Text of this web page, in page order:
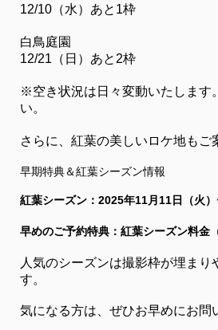
12/10（水）あと1枠
白鳥庭園
12/21（日）あと2枠
※空き状況は日々変動いたします
い。
さらに、紅葉の美しいロケ地もご
早期特典＆紅葉シーズン情報
紅葉シーズン：2025年11月11日（火）
早めのご予約特典：紅葉シーズン料金
人気のシーズンは撮影枠が埋ま
す。
気になる方は、ぜひお早めにお問